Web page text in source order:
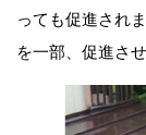
っても促進され
を一部、促進さ